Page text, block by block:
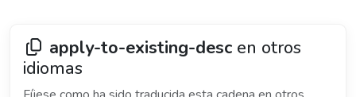
apply-to-existing-desc en otros
idiomas